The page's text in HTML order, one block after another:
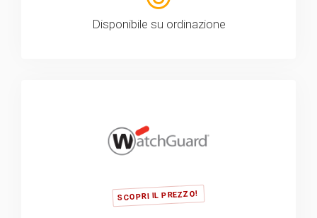
Disponibile su ordinazione
SCOPRI IL PREZZO!